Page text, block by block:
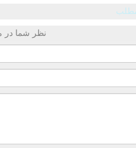
مطلب
نظر شما در